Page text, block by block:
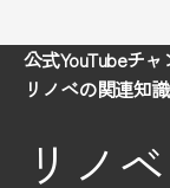
公式YouTubeチ
リノベの関連知
リノ